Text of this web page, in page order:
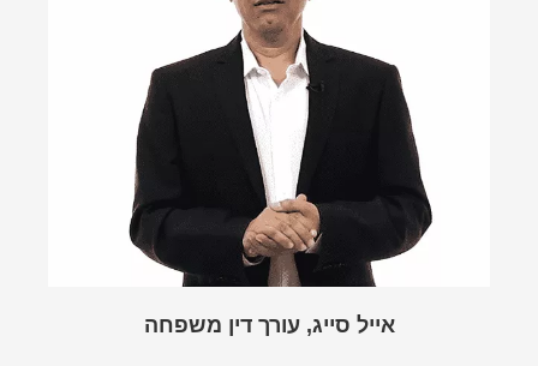
אייל סייג, עורך דין משפחה